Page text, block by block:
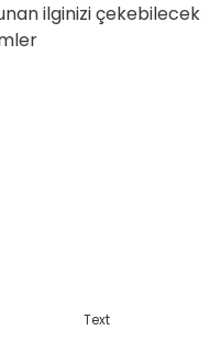
ilginizi çekebilecek
Text